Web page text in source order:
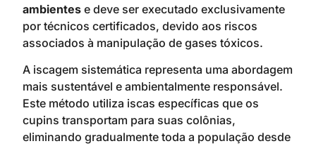
ambientes e deve ser executado exclusivamente
por técnicos certificados, devido aos riscos
associados à manipulação de gases tóxicos.
A iscagem sistemática representa uma abordagem
mais sustentável e ambientalmente responsável.
Este método utiliza iscas específicas que os
cupins transportam para suas colônias,
eliminando gradualmente toda a população desde